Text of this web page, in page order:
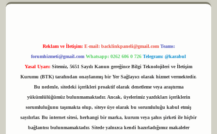
Reklam ve İletişim: E-mail: backlinkpaneli@gmail.com Teams:
forumhizmeti@gmail.com Whatsapp: 0262 606 0 726 Telegram: @karabul
Yasal Uyarı: Sitemiz, 5651 Sayılı Kanun gereğince Bilgi Teknolojileri ve İletişim
Kurumu (BTK) tarafından onaylanmış bir Yer Sağlayıcı olarak hizmet vermektedir.
Bu nedenle, sitedeki içerikleri proaktif olarak denetleme veya araştırma
yükümlülüğümüz bulunmamaktadır. Ancak, üyelerimiz yazdıkları içeriklerin
sorumluluğunu taşımakta olup, siteye üye olarak bu sorumluluğu kabul etmiş
sayılırlar. Bu internet sitesi, herhangi bir marka, kurum veya şahıs şirketi ile hiçbir
bağlantısı bulunmamaktadır. Sitede yalnızca kendi hazırladığımız makaleler